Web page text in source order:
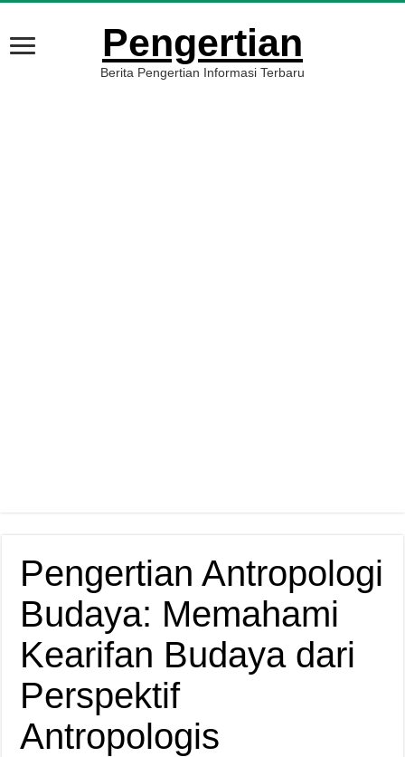
Pengertian
Berita Pengertian Informasi Terbaru
Pengertian Antropologi
Budaya: Memahami
Kearifan Budaya dari
Perspektif
Antropologis